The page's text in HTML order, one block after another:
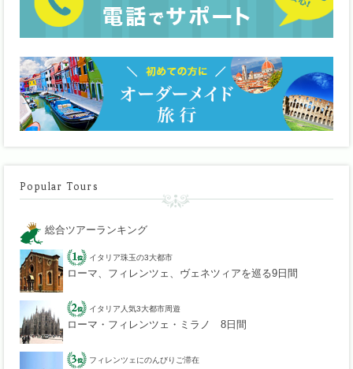
Popular Tours
総合ツアーランキング
イタリア珠玉の3大都市
ローマ、フィレンツェ、ヴェネツィアを巡る9日間
イタリア人気3大都市周遊
ローマ・フィレンツェ・ミラノ 8日間
フィレンツェにのんびりご滞在